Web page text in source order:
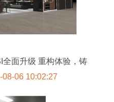
面升级 重构体验，铸
终端
06 10:02:27